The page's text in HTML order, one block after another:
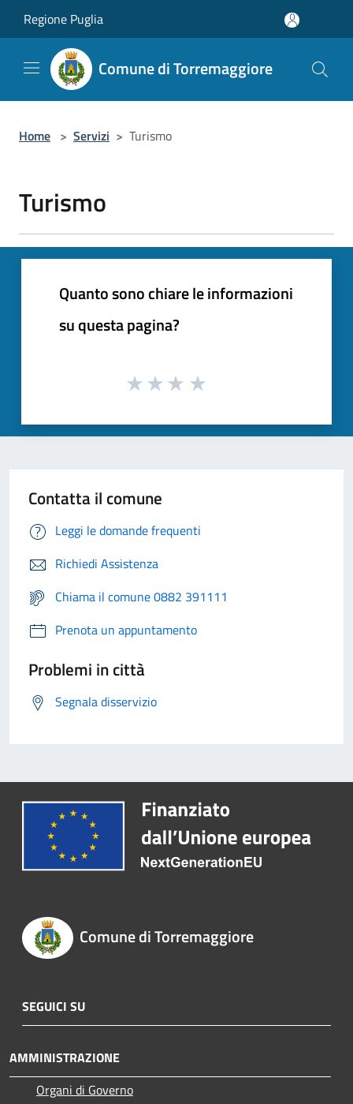
Regione Puglia
Comune di Torremaggiore
Home > Servizi > Turismo
Turismo
Quanto sono chiare le informazioni
su questa pagina?
Contatta il comune
Leggi le domande frequenti
Richiedi Assistenza
Chiama il comune 0882 391111
Prenota un appuntamento
Problemi in città
Segnala disservizio
Comune di Torremaggiore
SEGUICI SU
AMMINISTRAZIONE
Organi di Governo